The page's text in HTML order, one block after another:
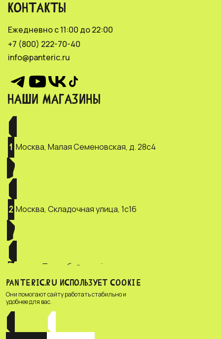
НАШИ МАГАЗИНЫ
1 Москва, Малая Семеновская, д. 28с4
2 Москва, Складочная улица, 1с16
Санкт-Петербург, ул. Зверинская, д.
2/5
КОНТАКТЫ
Ежедневно с 11:00 до 22:00
+7 (800) 222-70-40
info@panteric.ru
PANTERIC.RU ИСПОЛЬЗУЕТ COOKIE
Они помогают сайту работать стабильно и
удобнее для вас.